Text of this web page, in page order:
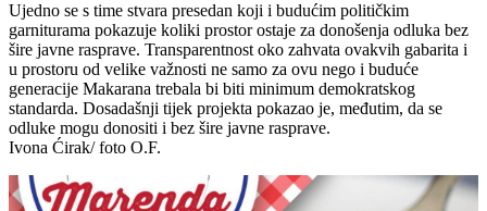
Ujedno se s time stvara presedan koji i budućim političkim
garniturama pokazuje koliki prostor ostaje za donošenja odluka bez
šire javne rasprave. Transparentnost oko zahvata ovakvih gabarita i
u prostoru od velike važnosti ne samo za ovu nego i buduće
generacije Makarana trebala bi biti minimum demokratskog
standarda. Dosadašnji tijek projekta pokazao je, međutim, da se
odluke mogu donositi i bez šire javne rasprave.
Ivona Ćirak/ foto O.F.